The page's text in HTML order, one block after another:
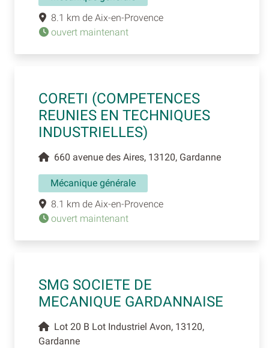
8.1 km de Aix-en-Provence
ouvert maintenant
CORETI (COMPETENCES
REUNIES EN TECHNIQUES
INDUSTRIELLES)
660 avenue des Aires, 13120, Gardanne
Mécanique générale
8.1 km de Aix-en-Provence
ouvert maintenant
SMG SOCIETE DE
MECANIQUE GARDANNAISE
Lot 20 B Lot Industriel Avon, 13120,
Gardanne